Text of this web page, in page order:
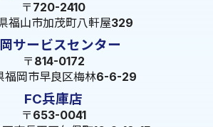
〒720-2410
福山市加茂町八軒屋329
サービスセンター
〒814-0172
福岡市早良区梅林6-6-29
FC兵庫店
〒653-0041